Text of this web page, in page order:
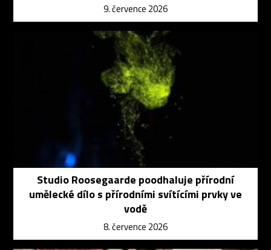
9. července 2026
Studio Roosegaarde poodhaluje přírodní
umělecké dílo s přírodními svítícími prvky ve
vodě
8. července 2026